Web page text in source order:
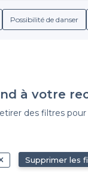
Possibilité de danser
à votre
des filtres
Supprimer les